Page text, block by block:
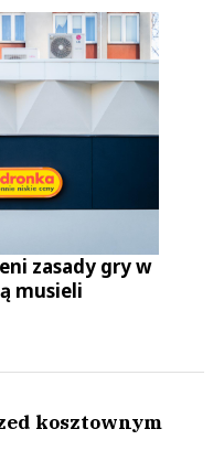
zasady gry w
musieli
kosztownym